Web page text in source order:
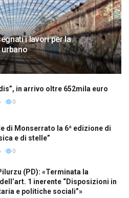
i lavori per la
in arrivo oltre 652mila euro
0
di Monserrato la 6ª edizione di
e di stelle”
0
(PD): «Terminata la
1 inerente “Disposizioni in
e politiche sociali”»